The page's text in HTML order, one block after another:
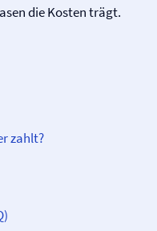
die Kosten trägt.
zahlt?